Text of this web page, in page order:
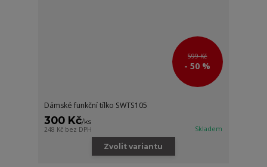
599 Kč
- 50 %
Dámské funkční tílko SWTS105
300 Kč/ks
248 Kč bez DPH Skladem
Zvolit variantu